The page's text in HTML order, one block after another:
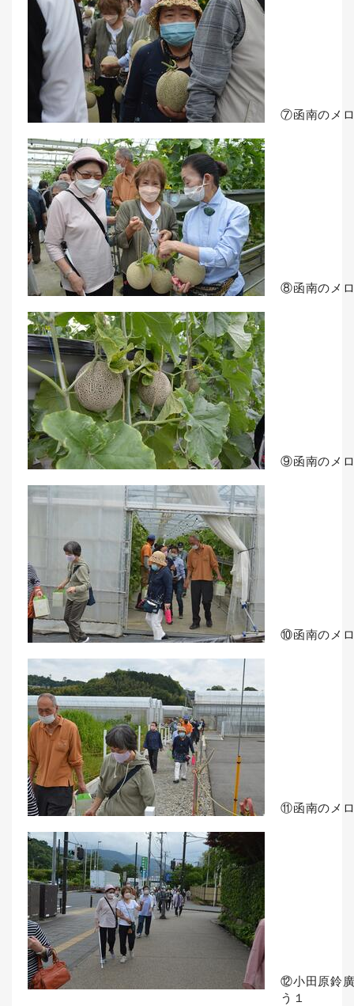
⑦函南のメ
⑧函南のメ
⑨函南のメ
⑩函南のメ
⑪函南のメ
⑫小田原鈴
う１